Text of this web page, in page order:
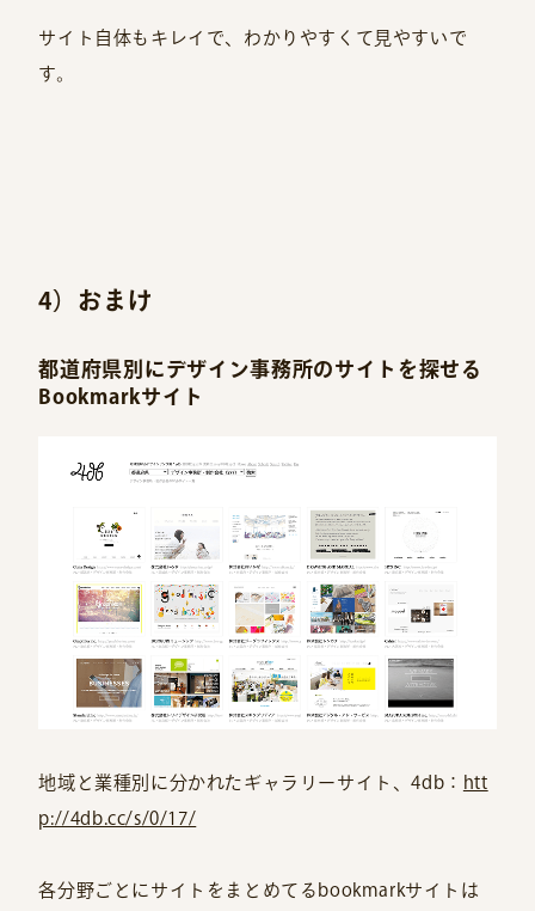
サイト自体もキレイで、わかりやすくて見やすいで
す。
4）おまけ
都道府県別にデザイン事務所のサイトを探せる
Bookmarkサイト
地域と業種別に分かれたギャラリーサイト、4db： htt
p://4db.cc/s/0/17/
各分野ごとにサイトをまとめてるbookmarkサイトは